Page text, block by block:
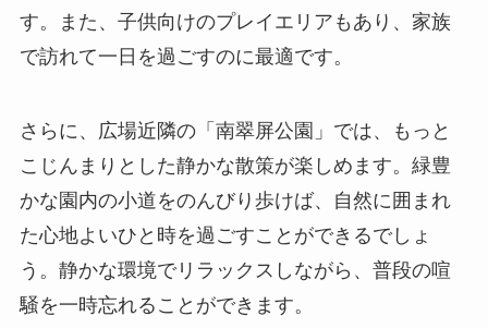
す。また、子供向けのプレイエリアもあり、家族
で訪れて一日を過ごすのに最適です。
さらに、広場近隣の「南翠屏公園」では、もっと
こじんまりとした静かな散策が楽しめます。緑豊
かな園内の小道をのんびり歩けば、自然に囲まれ
た心地よいひと時を過ごすことができるでしょ
う。静かな環境でリラックスしながら、普段の喧
騒を一時忘れることができます。